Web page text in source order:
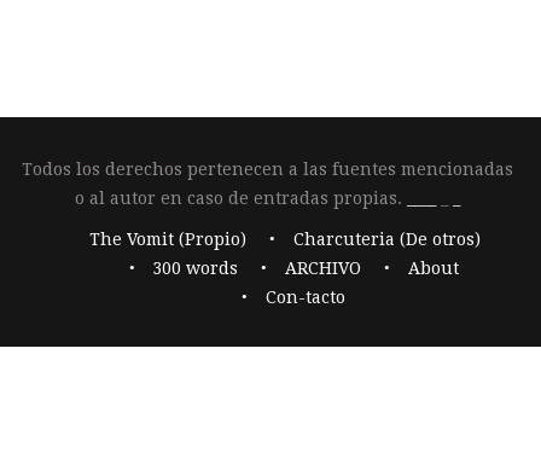
Todos los derechos pertenecen a las fuentes mencionadas
o al autor en caso de entradas propias.
The Vomit (Propio)
Charcuteria (De otros)
300 words
ARCHIVO
About
Con-tacto